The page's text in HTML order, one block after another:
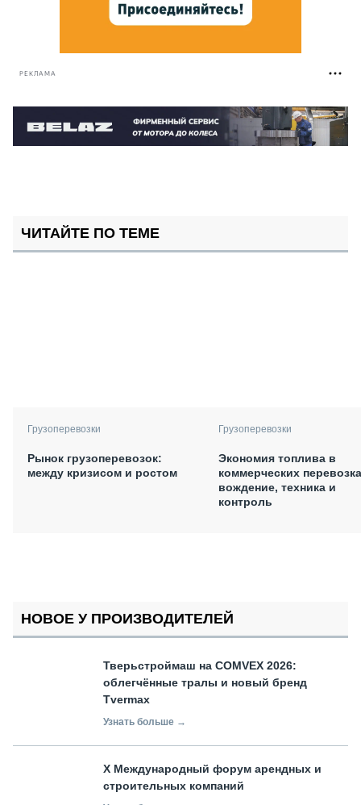
РЕКЛАМА
ЧИТАЙТЕ ПО ТЕМЕ
Грузоперевозки
Рынок грузоперевозок:
между кризисом и ростом
Грузоперевозки
Экономия топлива в
коммерческих
вождение, техника и
контроль
НОВОЕ У ПРОИЗВОДИТЕЛЕЙ
Тверьстроймаш на COMVEX 2026:
облегчённые тралы и новый бренд
Tvermax
Узнать больше →
X Международный форум арендных и
строительных компаний